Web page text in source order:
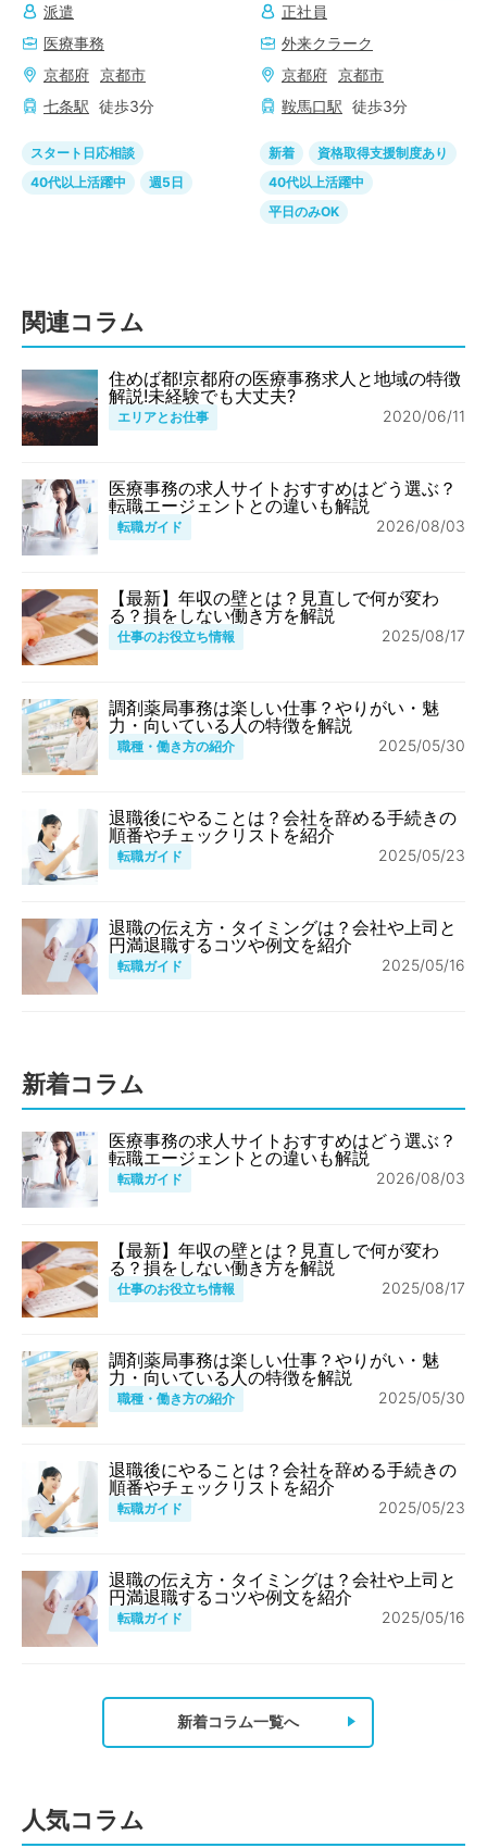
派遣
医療事務
京都府 京都市
七条駅 徒歩3分
スタート日応相談
40代以上活躍中
週5日
正社員
外来クラーク
京都府 京都市
鞍馬口駅 徒歩3分
新着
資格取得支援制度あり
40代以上活躍中
平日のみOK
関連コラム
住めば都!京都府の医療事務求人と地域の特徴
解説!未経験でも大丈夫?
エリアとお仕事 2020/06/11
医療事務の求人サイトおすすめはどう選ぶ？
転職エージェントとの違いも解説
転職ガイド 2026/08/03
【最新】年収の壁とは？見直しで何が変わ
る？損をしない働き方を解説
仕事のお役立ち情報 2025/08/17
調剤薬局事務は楽しい仕事？やりがい・魅
力・向いている人の特徴を解説
職種・働き方の紹介 2025/05/30
退職後にやることは？会社を辞める手続きの
順番やチェックリストを紹介
転職ガイド 2025/05/23
退職の伝え方・タイミングは？会社や上司と
円満退職するコツや例文を紹介
転職ガイド 2025/05/16
新着コラム
医療事務の求人サイトおすすめはどう選ぶ？
転職エージェントとの違いも解説
転職ガイド 2026/08/03
【最新】年収の壁とは？見直しで何が変わ
る？損をしない働き方を解説
仕事のお役立ち情報 2025/08/17
調剤薬局事務は楽しい仕事？やりがい・魅
力・向いている人の特徴を解説
職種・働き方の紹介 2025/05/30
退職後にやることは？会社を辞める手続きの
順番やチェックリストを紹介
転職ガイド 2025/05/23
退職の伝え方・タイミングは？会社や上司と
円満退職するコツや例文を紹介
転職ガイド 2025/05/16
新着コラム一覧へ
人気コラム